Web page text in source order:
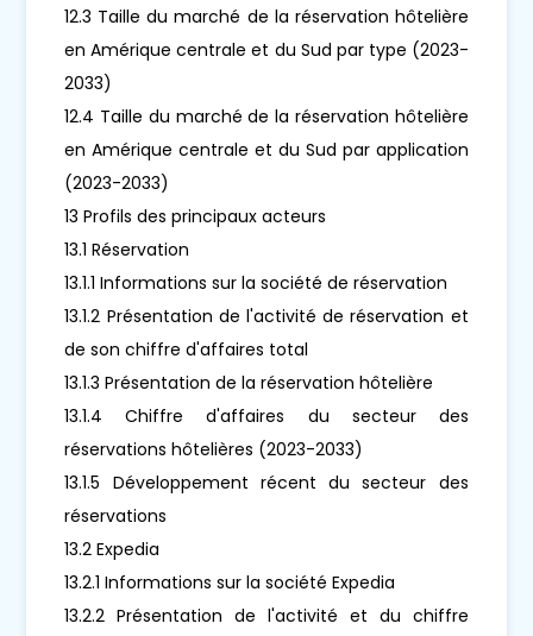
12.3 Taille du marché de la réservation hôtelière
en Amérique centrale et du Sud par type (2023-
2033)
12.4 Taille du marché de la réservation hôtelière
en Amérique centrale et du Sud par application
(2023-2033)
13 Profils des principaux acteurs
13.1 Réservation
13.1.1 Informations sur la société de réservation
13.1.2 Présentation de l'activité de réservation et
de son chiffre d'affaires total
13.1.3 Présentation de la réservation hôtelière
13.1.4 Chiffre d'affaires du secteur des
réservations hôtelières (2023-2033)
13.1.5 Développement récent du secteur des
réservations
13.2 Expedia
13.2.1 Informations sur la société Expedia
13.2.2 Présentation de l'activité et du chiffre